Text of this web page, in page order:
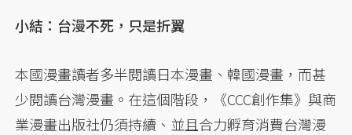
小結：台漫不死，只是折翼
本國漫畫讀者多半閱讀日本漫畫、韓國漫畫，而甚
少閱讀台灣漫畫。在這個階段，《CCC創作集》與商
業漫畫出版社仍須持續、並且合力孵育消費台灣漫